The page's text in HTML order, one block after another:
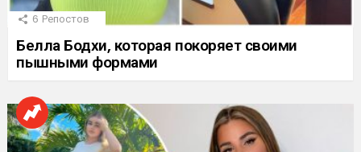
6 Репостов
Белла Бодхи, которая покоряет своими
пышными формами